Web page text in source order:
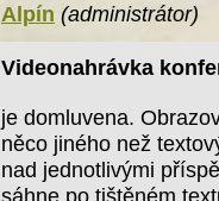
Alpín (administrátor)
Videonahrávka
je domluvena.
něco jiného než
nad jednotlivými
sáhne po tištěném